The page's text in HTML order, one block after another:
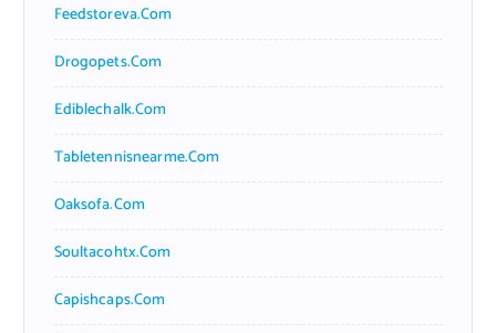
Feedstoreva.com
Drogopets.com
Ediblechalk.com
Tabletennisnearme.com
Oaksofa.com
Soultacohtx.com
Capishcaps.com